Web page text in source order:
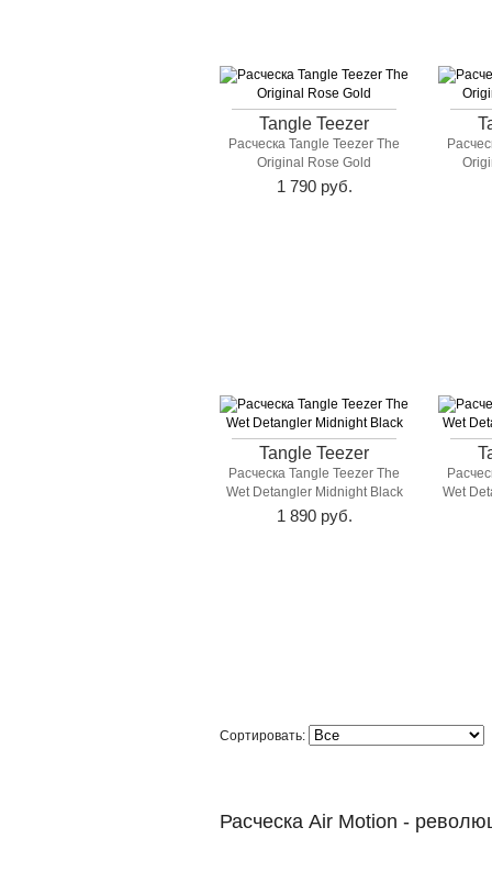
Tangle Teezer
Расческа Tangle Teezer The
Original Rose Gold
1 790 руб.
Tangle Teezer
Расческа Tangle Teezer The
Wet Detangler Midnight Black
1 890 руб.
Wet
Сортировать:
Расческа Air Motion -